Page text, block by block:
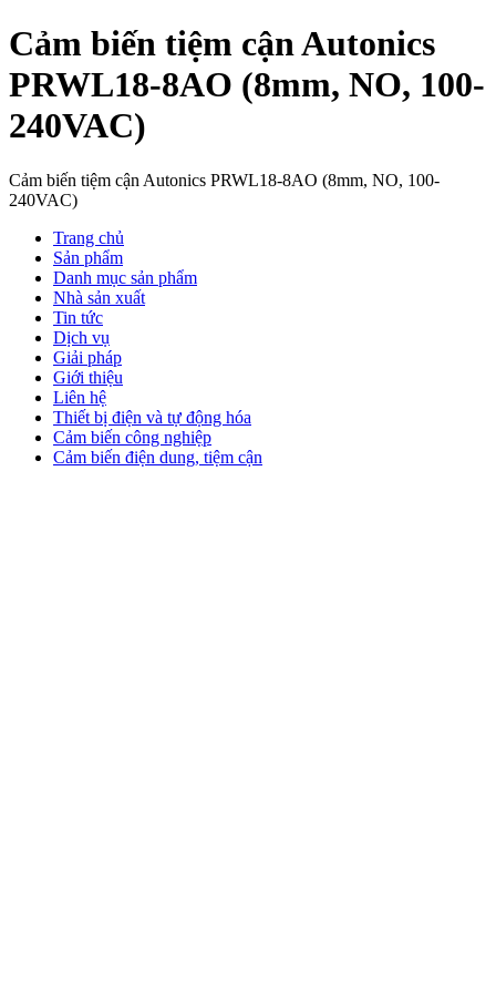
Cảm biến tiệm cận Autonics
PRWL18-8AO (8mm, NO, 100-
240VAC)
Cảm biến tiệm cận Autonics PRWL18-8AO (8mm, NO, 100-
240VAC)
Trang chủ
Sản phẩm
Danh mục sản phẩm
Nhà sản xuất
Tin tức
Dịch vụ
Giải pháp
Giới thiệu
Liên hệ
Thiết bị điện và tự động hóa
Cảm biến công nghiệp
Cảm biến điện dung, tiệm cận